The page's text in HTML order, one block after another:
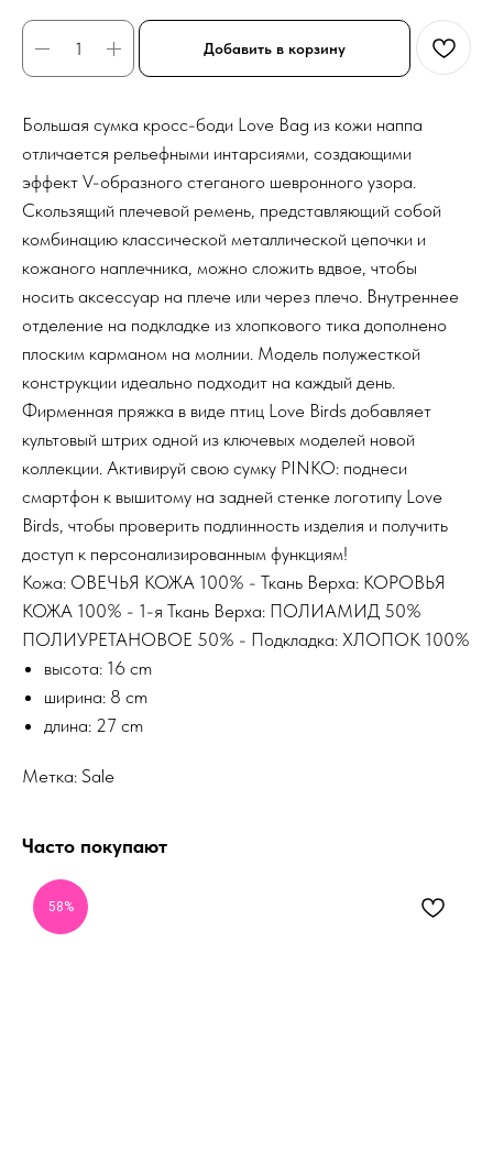
Добавить в корзину
Большая сумка кросс-боди Love Bag из кожи наппа
отличается рельефными интарсиями, создающими
эффект V-образного стеганого шевронного узора.
Скользящий плечевой ремень, представляющий собой
комбинацию классической металлической цепочки и
кожаного наплечника, можно сложить вдвое, чтобы
носить аксессуар на плече или через плечо. Внутреннее
отделение на подкладке из хлопкового тика дополнено
плоским карманом на молнии. Модель полужесткой
конструкции идеально подходит на каждый день.
Фирменная пряжка в виде птиц Love Birds добавляет
культовый штрих одной из ключевых моделей новой
коллекции. Активируй свою сумку PINKO: поднеси
смартфон к вышитому на задней стенке логотипу Love
Birds, чтобы проверить подлинность изделия и получить
доступ к персонализированным функциям!
Кожа: ОВЕЧЬЯ КОЖА 100% - Ткань Верха: КОРОВЬЯ
КОЖА 100% - 1-я Ткань Верха: ПОЛИАМИД 50%
ПОЛИУРЕТАНОВОЕ 50% - Подкладка: ХЛОПОК 100%
высота: 16 cm
ширина: 8 cm
длина: 27 cm
Метка: Sale
Часто покупают
58%